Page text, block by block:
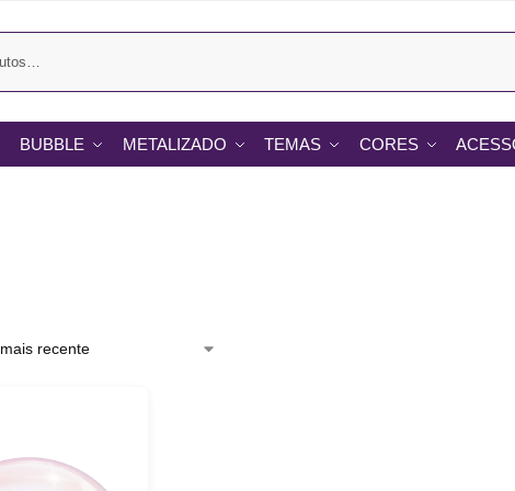
BUBBLE METALIZADO TEMAS CORES